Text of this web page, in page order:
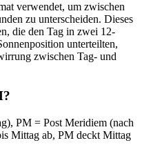
verwendet, um zwischen
zu unterscheiden. Dieses
die den Tag in zwei 12-
unterteilten,
zwischen Tag- und
PM = Post Meridiem (nach
Mittag ab, PM deckt Mittag